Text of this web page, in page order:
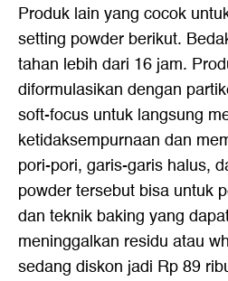
Produk lain yang cocok
setting powder berikut.
tahan lebih dari 16 jam.
diformulasikan dengan
soft-focus untuk langsung
ketidaksempurnaan dan
pori-pori, garis-garis halus,
powder tersebut bisa untuk
dan teknik baking yang
meninggalkan residu atau
sedang diskon jadi Rp 89